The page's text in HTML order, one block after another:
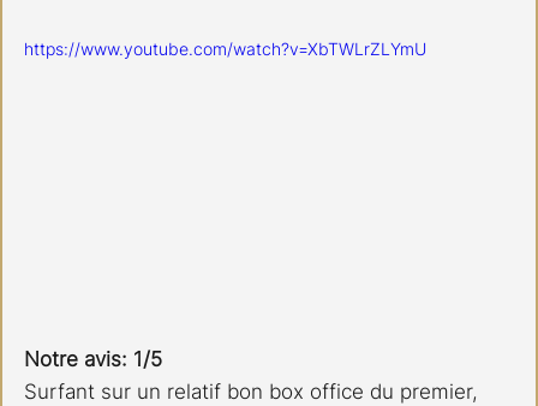
https://www.youtube.com/watch?v=XbTWLrZLYmU
Notre avis: 1/5
Surfant sur un relatif bon box office du premier,